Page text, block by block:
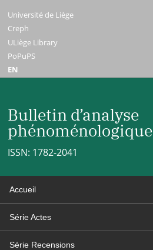
Université de Liège
Creph
ULiège Library
PoPuPS
EN
Bulletin d’analyse
phénoménologique
ISSN: 1782-2041
Accueil
Série Actes
Série Recensions